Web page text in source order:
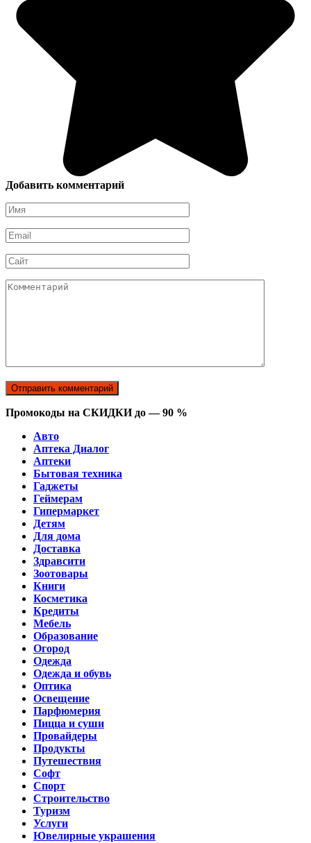
Добавить комментарий
Имя
*
Email
*
Сайт
Комментарий
Промокоды на СКИДКИ до — 90 %
Авто
Аптека Диалог
Аптеки
Бытовая техника
Гаджеты
Геймерам
Гипермаркет
Детям
Для дома
Доставка
Здравсити
Зоотовары
Книги
Косметика
Кредиты
Мебель
Образование
Огород
Одежда
Одежда и обувь
Оптика
Освещение
Парфюмерия
Пицца и суши
Провайдеры
Продукты
Путешествия
Софт
Спорт
Строительство
Туризм
Услуги
Ювелирные украшения